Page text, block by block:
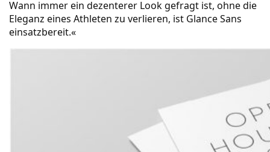
Wann immer ein dezenterer Look gefragt ist, ohne die
Eleganz eines Athleten zu verlieren, ist Glance Sans
einsatzbereit.«